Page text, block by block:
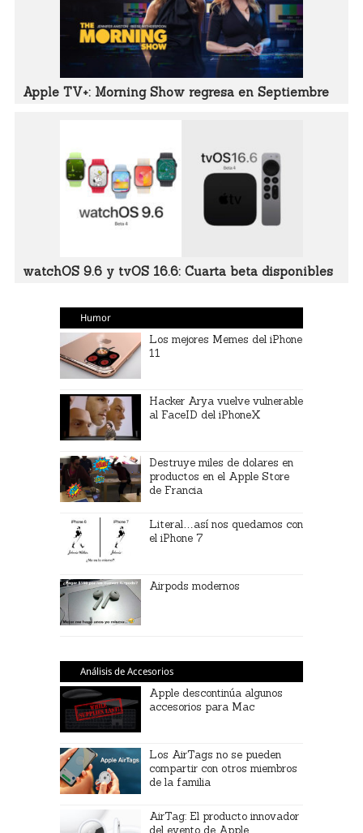
Apple TV+: Morning Show regresa en Septiembre
watchOS 9.6 y tvOS 16.6: Cuarta beta disponibles
Humor
Los mejores Memes del iPhone
11
Hacker Arya vuelve vulnerable
al FaceID del iPhoneX
Destruye miles de dolares en
productos en el Apple Store
de Francia
Literal…así nos quedamos con
el iPhone 7
Airpods modernos
Análisis de Accesorios
Apple descontinúa algunos
accesorios para Mac
Los AirTags no se pueden
compartir con otros miembros
de la familia
AirTag: El producto innovador
del evento de Apple